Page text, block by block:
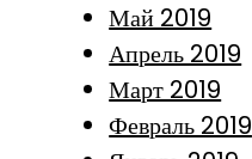
Май 2019
Апрель 2019
Март 2019
Февраль 2019